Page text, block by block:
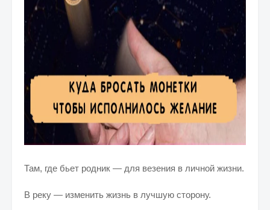
Там, где бьет родник — для везения в личной жизни.
В реку — изменить жизнь в лучшую сторону.